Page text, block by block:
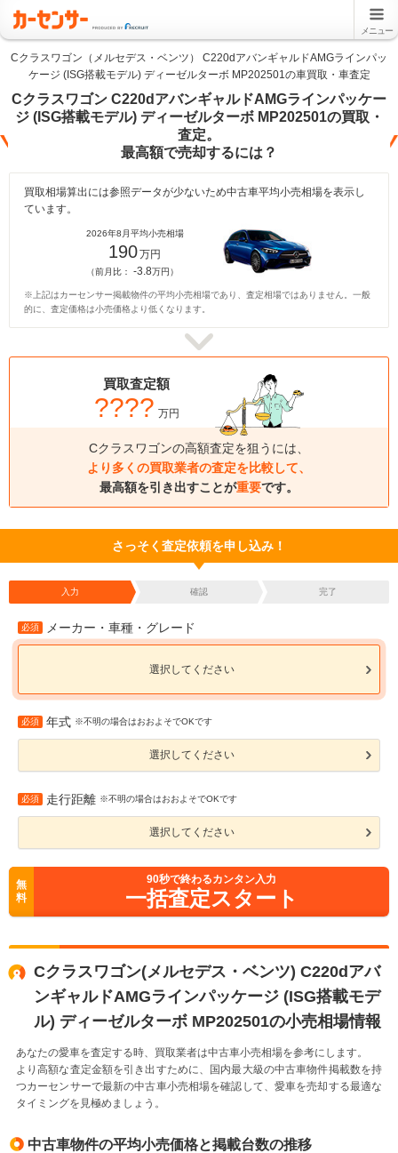
メニュー
Cクラスワゴン（メルセデス・ベンツ） C220dアバンギャルドAMGラインパッ
ケージ (ISG搭載モデル) ディーゼルターボ MP202501の車買取・車査定
Cクラスワゴン C220dアバンギャルドAMGラインパッケー
ジ (ISG搭載モデル) ディーゼルターボ MP202501の買取・
査定。
最高額で売却するには？
買取相場算出には参照データが少ないため中古車平均小売相場を表示し
ています。
2026年8月平均小売相場
190万円
（前月比： -3.8万円）
※上記はカーセンサー掲載物件の平均小売相場であり、査定相場ではありません。一般
的に、査定価格は小売価格より低くなります。
買取査定額
???? 万円
Cクラスワゴンの高額査定を狙うには、
より多くの買取業者の査定を比較して、
最高額を引き出すことが重要です。
さっそく査定依頼を申し込み！
入力 確認 完了
必須 メーカー・車種・グレード
選択してください
必須 年式 ※不明の場合はおおよそでOKです
選択してください
必須 走行距離 ※不明の場合はおおよそでOKです
選択してください
無
料
90秒で終わるカンタン入力
一括査定スタート
Cクラスワゴン(メルセデス・ベンツ) C220dアバ
ンギャルドAMGラインパッケージ (ISG搭載モデ
ル) ディーゼルターボ MP202501の小売相場情報
あなたの愛車を査定する時、買取業者は中古車小売相場を参考にします。
より高額な査定金額を引き出すために、国内最大級の中古車物件掲載数を持
つカーセンサーで最新の中古車小売相場を確認して、愛車を売却する最適な
タイミングを見極めましょう。
中古車物件の平均小売価格と掲載台数の推移